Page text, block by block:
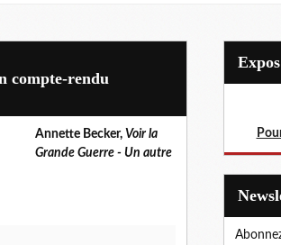
compte-rendu
Annette Becker, Voir la
Grande Guerre - Un autre